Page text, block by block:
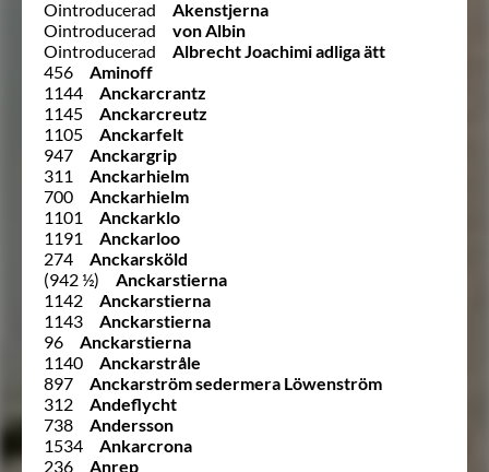
Ointroducerad
Akenstjerna
Ointroducerad
von Albin
Ointroducerad
Albrecht Joachimi adliga ätt
456
Aminoff
1144
Anckarcrantz
1145
Anckarcreutz
1105
Anckarfelt
947
Anckargrip
311
Anckarhielm
700
Anckarhielm
1101
Anckarklo
1191
Anckarloo
274
Anckarsköld
(942 ½)
Anckarstierna
1142
Anckarstierna
1143
Anckarstierna
96
Anckarstierna
1140
Anckarstråle
897
Anckarström sedermera Löwenström
312
Andeflycht
738
Andersson
1534
Ankarcrona
236
Anrep